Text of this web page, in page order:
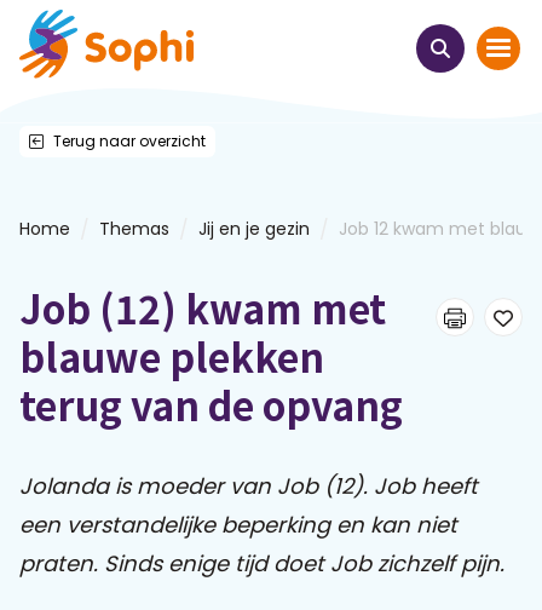
Thema's
Uit het hart
Leren & ontmoeten
Webinars
E-learnings
Themabijeenkomsten
Terug naar overzicht
Home Themas Jij en je gezin Job 12 kwam met
Job (12) kwam met
blauwe plekken
terug van de opvang
Jolanda is moeder van Job (12). Job heeft
een verstandelijke beperking en kan niet
praten. Sinds enige tijd doet Job zichzelf pijn.